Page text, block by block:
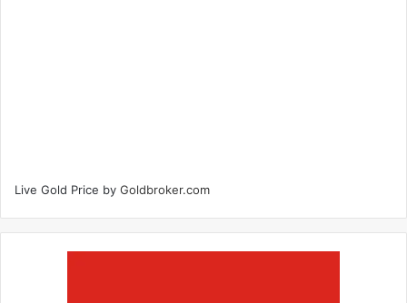
Live Gold Price by Goldbroker.com